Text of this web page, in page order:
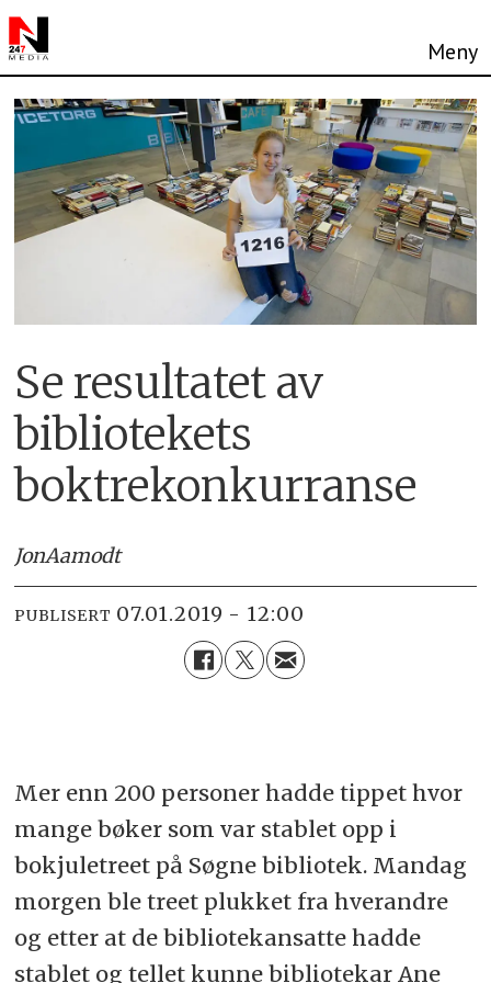
Se resultatet av
bibliotekets
boktrekonkurranse
JonAamodt
PUBLISERT 07.01.2019 - 12:00
Mer enn 200 personer hadde tippet hvor
mange bøker som var stablet opp i
bokjuletreet på Søgne bibliotek. Mandag
morgen ble treet plukket fra hverandre
og etter at de bibliotekansatte hadde
stablet og tellet kunne bibliotekar Ane